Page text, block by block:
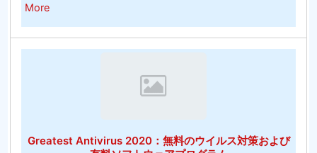
Moreabout
本
物
賭
Greatest Antivirus 2020：無料のウイルス対策および